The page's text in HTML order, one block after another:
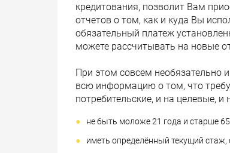
кредитования, позволит Вам
отчетов о том, как и куда Вы
обязательный платеж
можете рассчитывать на новые
При этом совсем необязательно
всю информацию о том, что
потребительские, и на целевые,
не быть моложе 21 года и старше 65
иметь определённый текущий стаж,